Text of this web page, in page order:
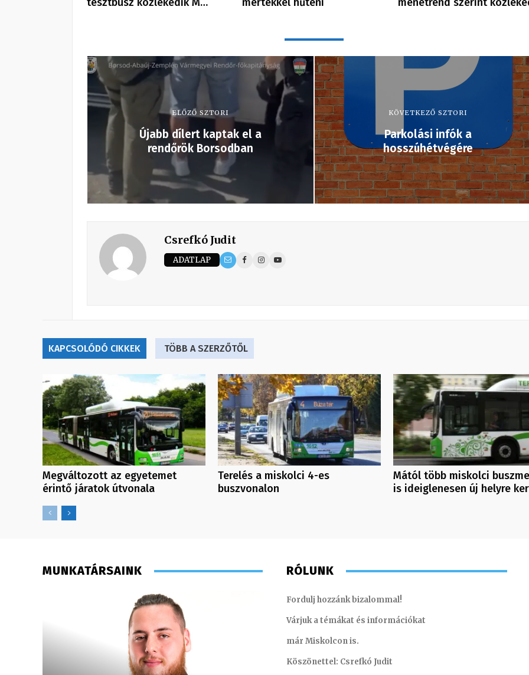
ELŐZŐ SZTORI
Újabb dílert kaptak el a
rendőrök Borsodban
KÖVETKEZŐ SZTORI
Parkolási infók a
hosszúhétvégére
Csrefkó Judit
ADATLAP
KAPCSOLÓDÓ CIKKEK TÖBB A SZERZŐTŐL
Megváltozott az egyetemet
érintő járatok útvonala
Terelés a miskolci 4-es
buszvonalon
Mától több miskolci
is ideiglenesen új helyre
MUNKATÁRSAINK RÓLUNK
Fordulj hozzánk bizalommal!
Várjuk a témákat és információkat
már Miskolcon is.
Köszönettel: Csrefkó Judit